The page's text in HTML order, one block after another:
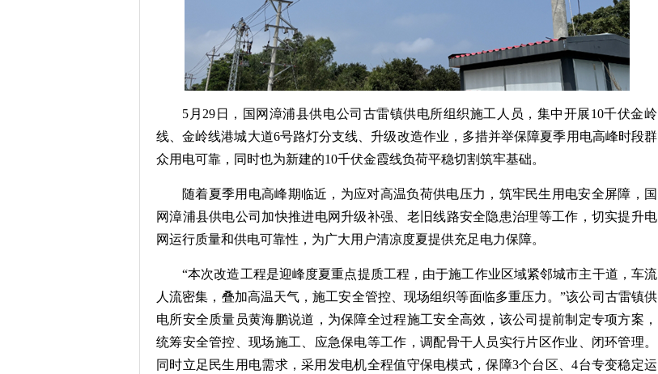
5月29日，国网漳浦县供电公司古雷镇供电所组织施工人员，集中开展10千伏金岭
线、金岭线港城大道6号路灯分支线、升级改造作业，多措并举保障夏季用电高峰时段群
众用电可靠，同时也为新建的10千伏金霞线负荷平稳切割筑牢基础。
随着夏季用电高峰期临近，为应对高温负荷供电压力，筑牢民生用电安全屏障，国
网漳浦县供电公司加快推进电网升级补强、老旧线路安全隐患治理等工作，切实提升电
网运行质量和供电可靠性，为广大用户清凉度夏提供充足电力保障。
“本次改造工程是迎峰度夏重点提质工程，由于施工作业区域紧邻城市主干道，车流
人流密集，叠加高温天气，施工安全管控、现场组织等面临多重压力。”该公司古雷镇供
电所安全质量员黄海鹏说道，为保障全过程施工安全高效，该公司提前制定专项方案，
统筹安全管控、现场施工、应急保电等工作，调配骨干人员实行片区作业、闭环管理。
同时立足民生用电需求，采用发电机全程值守保电模式，保障3个台区、4台专变稳定运